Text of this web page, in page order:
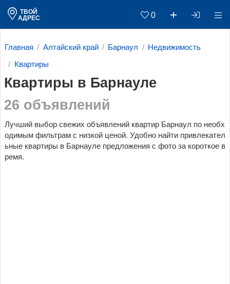
ТВОЙ
АДРЕС
0
Главная Алтайский край Барнаул Недвижимость
Квартиры
Квартиры в Барнауле
26 объявлений
Лучший выбор свежих объявлений квартир Барнаул по необх
одимым фильтрам c низкой ценой. Удобно найти привлекател
ьные квартиры в Барнауле предложения с фото за короткое в
ремя.